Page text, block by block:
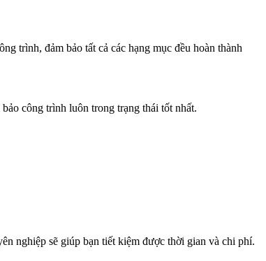
trình, đảm bảo tất cả các hạng mục đều hoàn thành
công trình luôn trong trạng thái tốt nhất.
nghiệp sẽ giúp bạn tiết kiệm được thời gian và chi phí.